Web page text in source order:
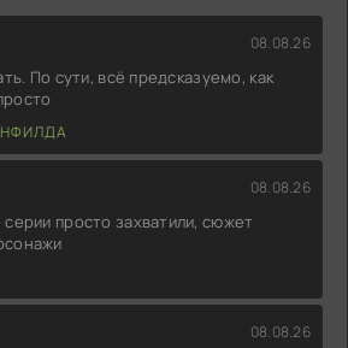
08.08.26
По сути, всё предсказуемо, как
08.08.26
просто захватили, сюжет
08.08.26